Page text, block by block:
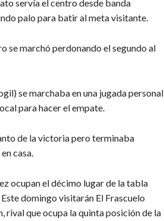
servía el centro desde banda
palo para batir al meta visitante.
se marchó perdonando el segundo al
se marchaba en una jugada personal
para hacer el empate.
de la victoria pero terminaba
casa.
ocupan el décimo lugar de la tabla
domingo visitarán El Frascuelo
rival que ocupa la quinta posición de la